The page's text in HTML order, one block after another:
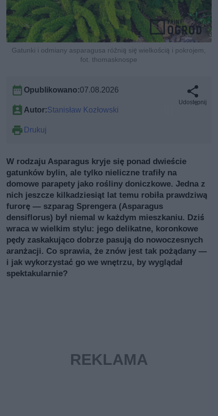
Gatunki i odmiany asparagusa różnią się wielkością i pokrojem,
fot. thomasknospe
Opublikowano:07.08.2026
Autor:Stanisław Kozłowski
Drukuj
Udostępnij
W rodzaju Asparagus kryje się ponad dwieście
gatunków bylin, ale tylko nieliczne trafiły na
domowe parapety jako rośliny doniczkowe. Jedna z
nich jeszcze kilkadziesiąt lat temu robiła prawdziwą
furorę — szparag Sprengera (Asparagus
densiflorus) był niemal w każdym mieszkaniu. Dziś
wraca w wielkim stylu: jego delikatne, koronkowe
pędy zaskakująco dobrze pasują do nowoczesnych
aranżacji. Co sprawia, że znów jest tak pożądany —
i jak wykorzystać go we wnętrzu, by wyglądał
spektakularnie?